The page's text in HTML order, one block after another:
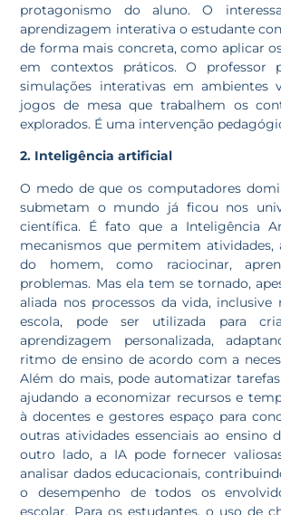
protagonismo do aluno. O
aprendizagem interativa o estudante
de forma mais concreta, como aplicar
em contextos práticos. O professor
simulações interativas em ambientes
jogos de mesa que trabalhem os
explorados. É uma intervenção
2. Inteligência artificial
O medo de que os computadores
submetam o mundo já ficou nos
científica. É fato que a Inteligência
mecanismos que permitem atividades,
do homem, como raciocinar,
problemas. Mas ela tem se tornado,
aliada nos processos da vida, inclusive
escola, pode ser utilizada para
aprendizagem personalizada,
ritmo de ensino de acordo com a
Além do mais, pode automatizar
ajudando a economizar recursos e
à docentes e gestores espaço para
outras atividades essenciais ao ensino
outro lado, a IA pode fornecer
analisar dados educacionais,
o desempenho de todos os
escolar. Para os estudantes, o uso de